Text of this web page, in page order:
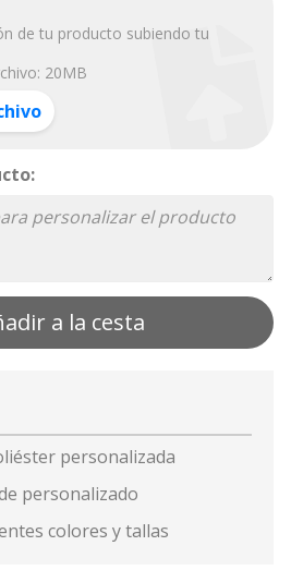
de tu producto subiendo tu
20MB
a la cesta
personalizada
personalizado
colores y tallas